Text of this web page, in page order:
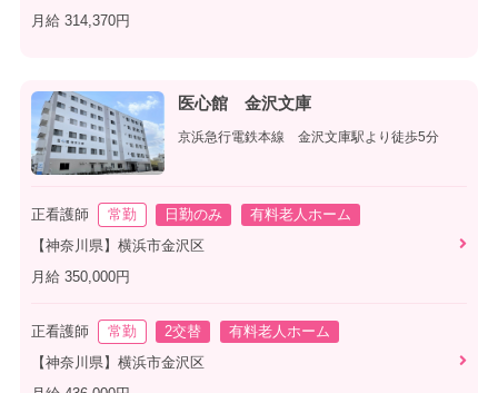
月給 314,370円
医心館 金沢文庫
京浜急行電鉄本線 金沢文庫駅より徒歩5分
正看護師 常勤 日勤のみ
有料老人ホーム
【神奈川県】横浜市金沢区
月給 350,000円
正看護師 常勤 2交替
有料老人ホーム
【神奈川県】横浜市金沢区